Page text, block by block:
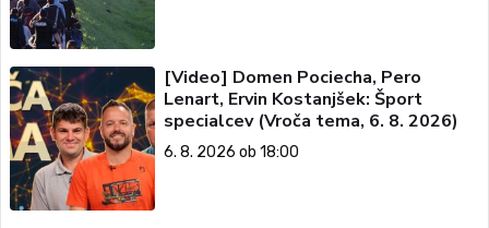
[Video] Domen Pociecha, Pero
Lenart, Ervin Kostanjšek: Šport
specialcev (Vroča tema, 6. 8. 2026)
6. 8. 2026 ob 18:00